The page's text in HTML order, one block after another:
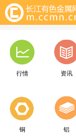
行情 资讯
铜 铝